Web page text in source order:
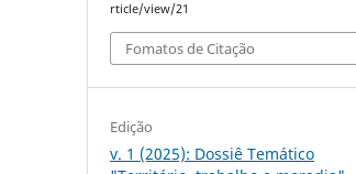
rticle/view/21
Fomatos de Citação
Edição
v. 1 (2025): Dossiê Temático